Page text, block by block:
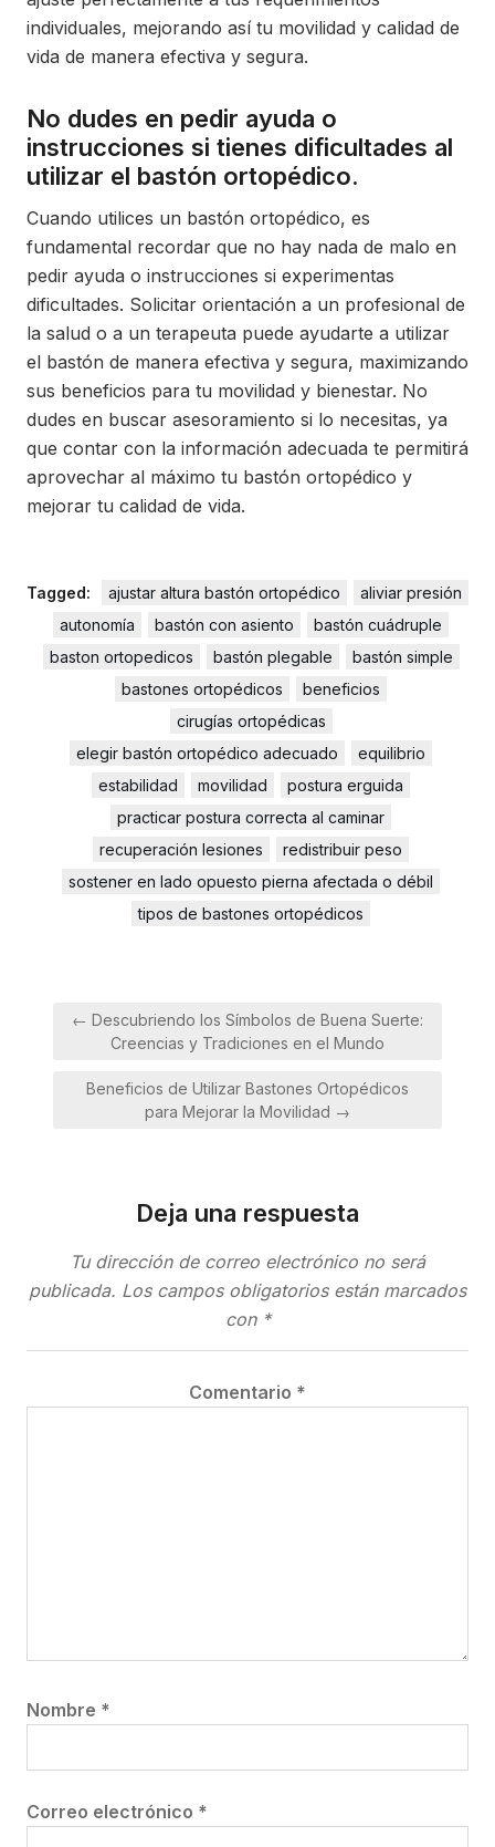
individuales, mejorando así tu movilidad y calidad de
vida de manera efectiva y segura.
No dudes en pedir ayuda o
instrucciones si tienes dificultades al
utilizar el bastón ortopédico.
Cuando utilices un bastón ortopédico, es
fundamental recordar que no hay nada de malo en
pedir ayuda o instrucciones si experimentas
dificultades. Solicitar orientación a un profesional de
la salud o a un terapeuta puede ayudarte a utilizar
el bastón de manera efectiva y segura, maximizando
sus beneficios para tu movilidad y bienestar. No
dudes en buscar asesoramiento si lo necesitas, ya
que contar con la información adecuada te permitirá
aprovechar al máximo tu bastón ortopédico y
mejorar tu calidad de vida.
Tagged: ajustar altura bastón ortopédico
aliviar presión
autonomía
bastón con asiento
bastón cuádruple
baston ortopedicos
bastón plegable
bastón simple
bastones ortopédicos
beneficios
cirugías ortopédicas
elegir bastón ortopédico adecuado
equilibrio
estabilidad
movilidad
postura erguida
practicar postura correcta al caminar
recuperación lesiones
redistribuir peso
sostener en lado opuesto pierna afectada o débil
tipos de bastones ortopédicos
Navegación
← Descubriendo los Símbolos de Buena Suerte:
Creencias y Tradiciones en el Mundo
Beneficios de Utilizar Bastones Ortopédicos
para Mejorar la Movilidad →
Deja una respuesta
Tu dirección de correo electrónico no será
publicada. Los campos obligatorios están marcados
con *
Comentario *
Nombre *
Correo electrónico *